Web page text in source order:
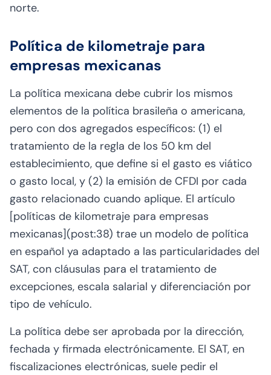
norte.
Política de kilometraje para
empresas mexicanas
La política mexicana debe cubrir los mismos
elementos de la política brasileña o americana,
pero con dos agregados específicos: (1) el
tratamiento de la regla de los 50 km del
establecimiento, que define si el gasto es viático
o gasto local, y (2) la emisión de CFDI por cada
gasto relacionado cuando aplique. El artículo
[políticas de kilometraje para empresas
mexicanas](post:38) trae un modelo de política
en español ya adaptado a las particularidades del
SAT, con cláusulas para el tratamiento de
excepciones, escala salarial y diferenciación por
tipo de vehículo.
La política debe ser aprobada por la dirección,
fechada y firmada electrónicamente. El SAT, en
fiscalizaciones electrónicas, suele pedir el